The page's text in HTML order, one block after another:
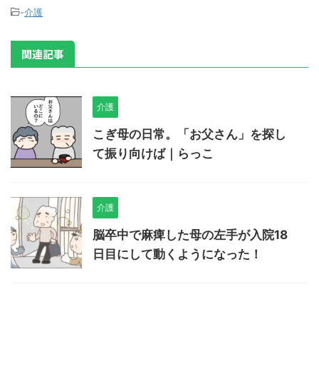
-介護
関連記事
介護
こぎ母の日常。「お父さん」を探し
て振り向けば｜らっこ
介護
脳卒中で麻痺した母の左手が入院18
日目にして動くようになった！